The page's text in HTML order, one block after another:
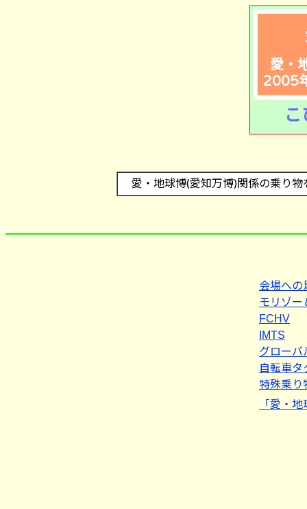
愛・
2005
愛・地球博(愛知万博)関係の乗り物
会場への
モリゾ
FCHV
IMTS
グローバ
自転車タ
特殊乗り
「愛・